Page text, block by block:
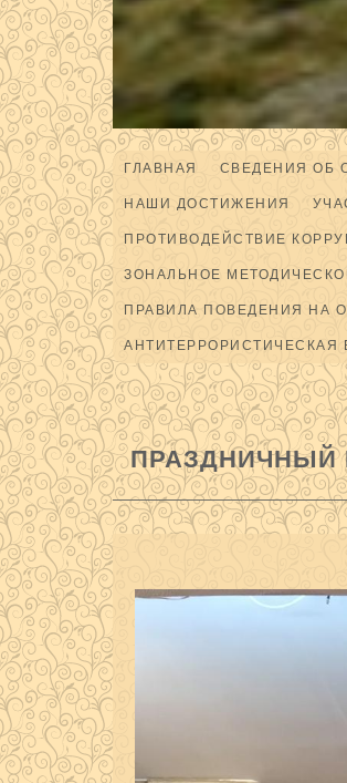
ГЛАВНАЯ СВЕДЕНИЯ ОБ
НАШИ ДОСТИЖЕНИЯ
ПРОТИВОДЕЙСТВИЕ
ЗОНАЛЬНОЕ
ПРАВИЛА ПОВЕДЕНИЯ НА
АНТИТЕРРОРИСТИЧЕСКАЯ
ПРАЗДНИЧНЫЙ